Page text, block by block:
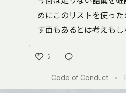
めにこのリストを使っ
す面もあるとは考えもし
2
ね
Code of Conduct •